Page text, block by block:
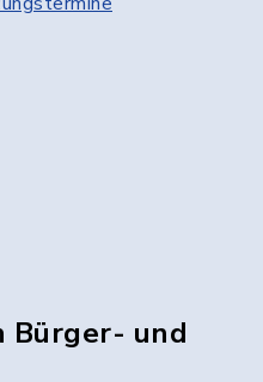
Bürger- und